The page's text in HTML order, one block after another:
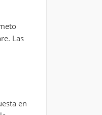
Las
en